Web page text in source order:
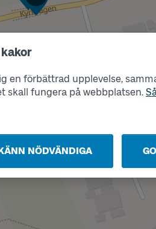
en förbättrad upplevelse,
skall fungera på webbplatsen.
NÖDVÄNDIGA